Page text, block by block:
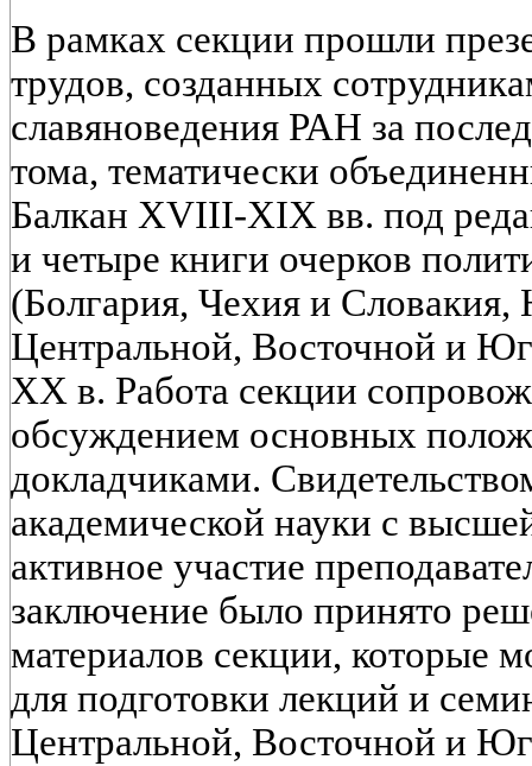
В рамках секции прошли
трудов, созданных
славяноведения РАН за
тома, тематически
Балкан XVIII-XIX вв. под
и четыре книги очерков
(Болгария, Чехия и
Центральной, Восточной и
XX в. Работа секции
обсуждением основных
докладчиками.
академической науки с
активное участие
заключение было принято
материалов секции, которые
для подготовки лекций и
Центральной, Восточной и